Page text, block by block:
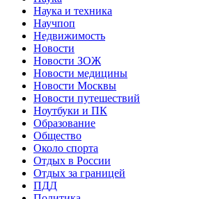
Наука и техника
Научпоп
Недвижимость
Новости
Новости ЗОЖ
Новости медицины
Новости Москвы
Новости путешествий
Ноутбуки и ПК
Образование
Общество
Около спорта
Отдых в России
Отдых за границей
ПДД